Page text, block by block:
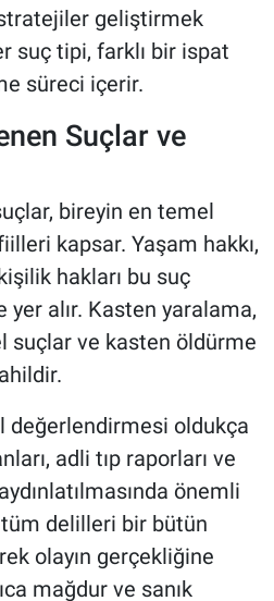
geliştirmek
suç tipi, farklı bir ispat
süreci içerir.
Suçlar ve
bireyin en temel
kapsar. Yaşam hakkı,
hakları bu suç
alır. Kasten yaralama,
suçlar ve kasten öldürme
değerlendirmesi oldukça
adli tıp raporları ve
önemli
delilleri bir bütün
olayın gerçekliğine
mağdur ve sanık